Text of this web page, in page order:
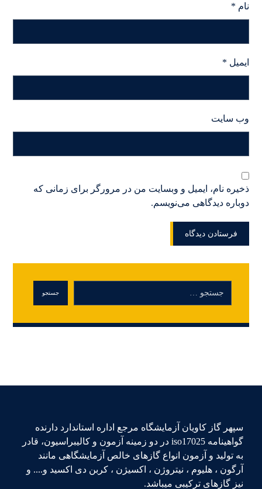
نام *
ایمیل *
وب‌ سایت
ذخیره نام، ایمیل و وبسایت من در مرورگر برای زمانی که
دوباره دیدگاهی می‌نویسم.
سپهر گاز کاویان آزمایشگاه مرجع اداره استاندارد دارنده
گواهینامه iso17025 در دو زمینه آزمون و کالیبراسیون، قادر
به تولید و آزمون انواع گازهای خالص آزمایشگاهی مانند
آرگون ، هلیوم ، نیتروژن ، اکسیژن ، کربن دی اکسید و.... و
نیز گازهای ترکیبی میباشد.